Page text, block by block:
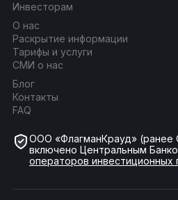
Инвесторам
О нас
Раскрытие информации
Тарифы и услуги
СМИ о нас
Блог
Контакты
FAQ
ООО «ФлагманКрауд»
включено Центральным
операторов инвестиционных